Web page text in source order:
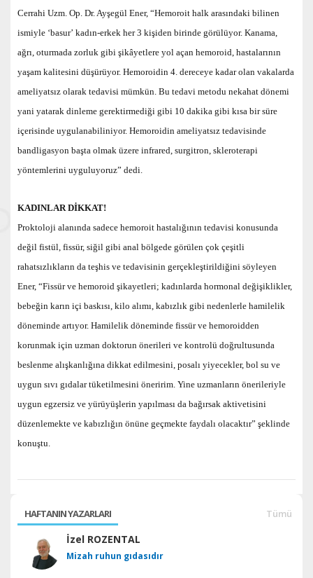
Cerrahi Uzm. Op. Dr. Ayşegül Ener, “Hemoroit halk arasındaki bilinen
ismiyle ‘basur’ kadın-erkek her 3 kişiden birinde görülüyor. Kanama,
ağrı, oturmada zorluk gibi şikâyetlere yol açan hemoroid, hastalarının
yaşam kalitesini düşürüyor. Hemoroidin 4. dereceye kadar olan vakalarda
ameliyatsız olarak tedavisi mümkün. Bu tedavi metodu nekahat dönemi
yani yatarak dinleme gerektirmediği gibi 10 dakika gibi kısa bir süre
içerisinde uygulanabiliniyor. Hemoroidin ameliyatsız tedavisinde
bandligasyon başta olmak üzere infrared, surgitron, skleroterapi
yöntemlerini uyguluyoruz” dedi.
KADINLAR DİKKAT!
Proktoloji alanında sadece hemoroit hastalığının tedavisi konusunda
değil fistül, fissür, siğil gibi anal bölgede görülen çok çeşitli
rahatsızlıkların da teşhis ve tedavisinin gerçekleştirildiğini söyleyen
Ener, “Fissür ve hemoroid şikayetleri; kadınlarda hormonal değişiklikler,
bebeğin karın içi baskısı, kilo alımı, kabızlık gibi nedenlerle hamilelik
döneminde artıyor. Hamilelik döneminde fissür ve hemoroidden
korunmak için uzman doktorun önerileri ve kontrolü doğrultusunda
beslenme alışkanlığına dikkat edilmesini, posalı yiyecekler, bol su ve
uygun sıvı gıdalar tüketilmesini öneririm. Yine uzmanların önerileriyle
uygun egzersiz ve yürüyüşlerin yapılması da bağırsak aktivetisini
düzenlemekte ve kabızlığın önüne geçmekte faydalı olacaktır” şeklinde
konuştu.
HAFTANIN YAZARLARI Tümü
İzel ROZENTAL
Mizah ruhun gıdasıdır